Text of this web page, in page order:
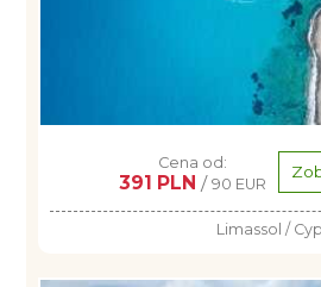
Cena od:
391 PLN / 90 EUR
Limassol /